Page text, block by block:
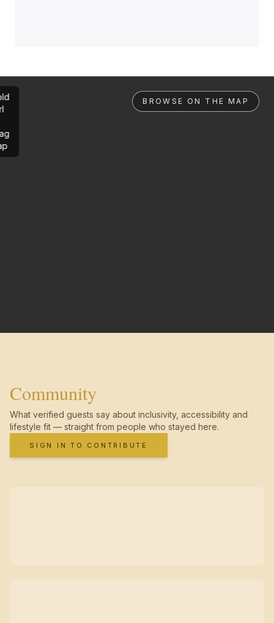
BROWSE ON THE MAP
Community
What verified guests say about inclusivity, accessibility and
lifestyle fit — straight from people who stayed here.
SIGN IN TO CONTRIBUTE